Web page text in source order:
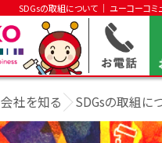
SDGsの取組について │ ユーコーコミ
会社を知る SDGsの取組に